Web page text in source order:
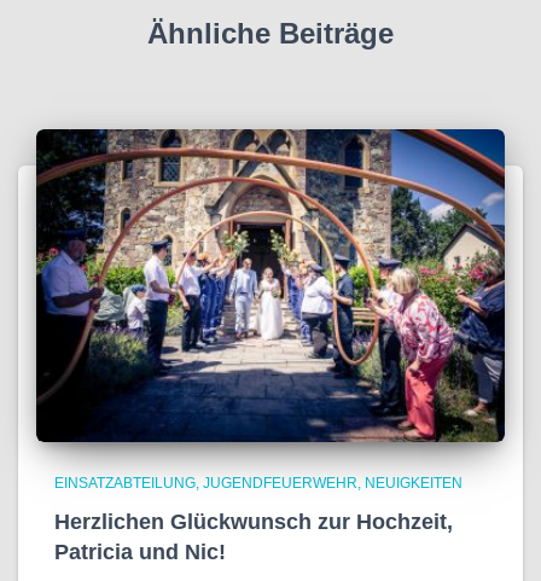
Ähnliche Beiträge
EINSATZABTEILUNG JUGENDFEUERWEHR NEUIGKEITEN
Herzlichen Glückwunsch zur Hochzeit,
Patricia und Nic!